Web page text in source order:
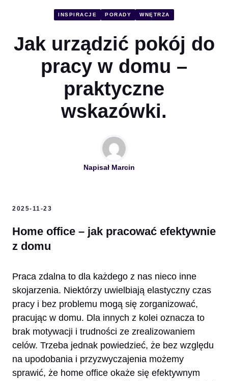
INSPIRACJE PORADY WNĘTRZA
Jak urządzić pokój do
pracy w domu –
praktyczne
wskazówki.
Napisał Marcin
2025-11-23
Home office – jak pracować efektywnie
z domu
Praca zdalna to dla każdego z nas nieco inne
skojarzenia. Niektórzy uwielbiają elastyczny czas
pracy i bez problemu mogą się zorganizować,
pracując w domu. Dla innych z kolei oznacza to
brak motywacji i trudności ze zrealizowaniem
celów. Trzeba jednak powiedzieć, że bez względu
na upodobania i przyzwyczajenia możemy
sprawić, że home office okaże się efektywnym